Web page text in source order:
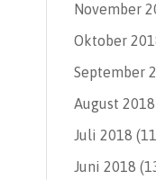
November
Oktober
September
August 2018
Juli 2018
Juni 2018